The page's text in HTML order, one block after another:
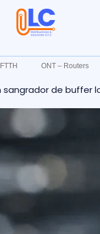
ONT – Routers
sangrador de buffer